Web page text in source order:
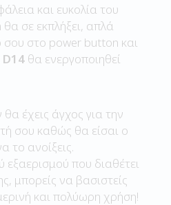
και ευκολία του
σε εκπλήξει, απλά
στο power button και
D14 θα ενεργοποιηθεί
έχεις άγχος για την
σου καθώς θα είσαι ο
το ανοίξεις.
εξαερισμού που διαθέτει
μπορείς να βασιστείς
και πολύωρη χρήση!